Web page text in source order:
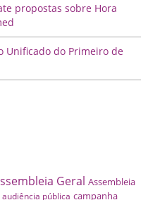
propostas sobre Hora
Unificado do Primeiro de
Geral Assembleia
audiência pública campanha